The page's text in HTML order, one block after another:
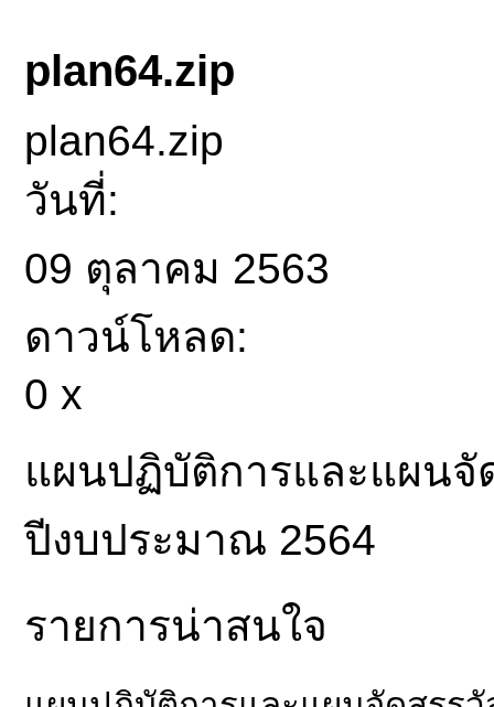
plan64.zip
plan64.zip
วันที่:
09 ตุลาคม 2563
ดาวน์โหลด:
0 x
แผนปฏิบัติการและแผน
ปีงบประมาณ 2564
รายการน่าสนใจ